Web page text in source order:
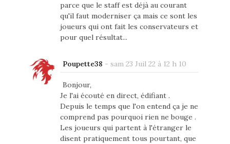
parce que le staff est déjà au courant
qu'il faut moderniser ça mais ce sont les
joueurs qui ont fait les conservateurs et
pour quel résultat...
Poupette38 - sam 23 Juil 22 à 12 h 10
Bonjour,
Je l'ai écouté en direct, édifiant .
Depuis le temps que l'on entend ça je ne
comprend pas pourquoi rien ne bouge .
Les joueurs qui partent à l'étranger le
disent pratiquement tous pourtant, que